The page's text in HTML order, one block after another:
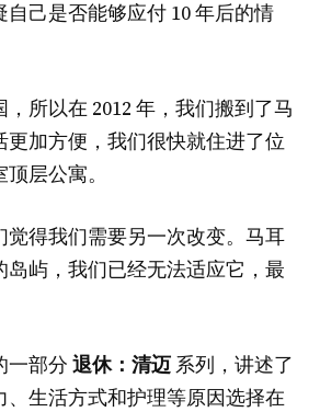
己是否能够应付 10 年后的情
所以在 2012 年，我们搬到了马
更加方便，我们很快就住进了位
层公寓。
觉得我们需要另一次改变。马耳
岛屿，我们已经无法适应它，最
一部分 退休：清迈系列，讲述了
、生活方式和护理等原因选择在